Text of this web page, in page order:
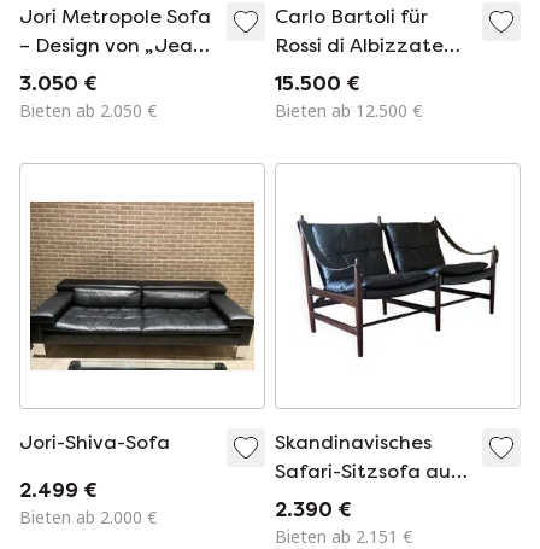
Jori Metropole Sofa
– Design von „Jean-
Pierre Audebert“
3.050 €
Bieten ab 2.050 €
Carlo Bartoli für
Rossi di Albizzate
Sofagarnitur
15.500 €
Bieten ab 12.500 €
Jori-Shiva-Sofa
2.499 €
Bieten ab 2.000 €
Skandinavisches
Safari-Sitzsofa aus
Leder, 2-Sitzer
2.390 €
Bieten ab 2.151 €